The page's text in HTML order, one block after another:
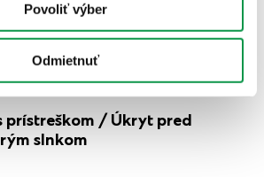
Povoliť výber
Odmietnuť
prístreškom / Úkryt pred
slnkom